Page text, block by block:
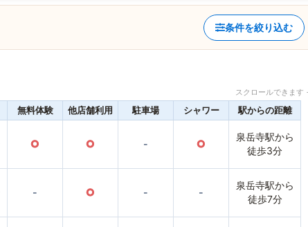
条件を絞り込む
スクロールできま
無料体験 他店舗利用 駐車場 シャワー 駅からの距離
○ ○ - ○
泉岳寺駅から
徒歩3分
- ○ - -
泉岳寺駅から
徒歩7分